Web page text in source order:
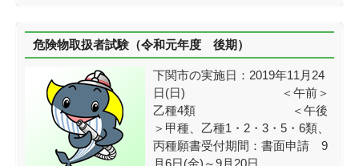
危険物取扱者試験（令和元年度 後期）
下関市の実施日：2019年11月24
日(日) ＜午前＞
乙種4類 ＜午後
＞甲種、乙種1・2・3・5・6類、
丙種願書受付期間：書面申請 9